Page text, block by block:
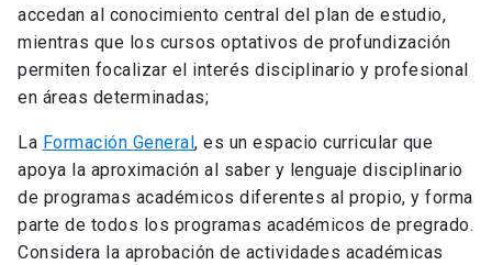
accedan al conocimiento central del plan de estudio,
mientras que los cursos optativos de profundización
permiten focalizar el interés disciplinario y profesional
en áreas determinadas;
La Formación General, es un espacio curricular que
apoya la aproximación al saber y lenguaje disciplinario
de programas académicos diferentes al propio, y forma
parte de todos los programas académicos de pregrado.
Considera la aprobación de actividades académicas